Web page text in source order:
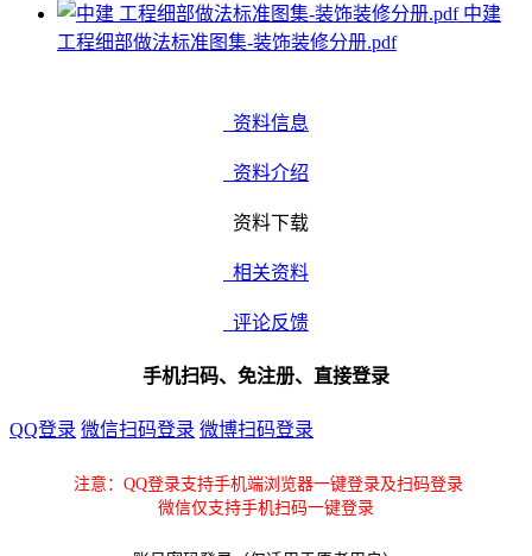
中建
工程细部做法标准图集-装饰装修分册.pdf
资料信息
资料介绍
资料下载
相关资料
评论反馈
手机扫码、免注册、直接登录
QQ登录 微信扫码登录 微博扫码登录
注意：QQ登录支持手机端浏览器一键登录及扫码登录
微信仅支持手机扫码一键登录